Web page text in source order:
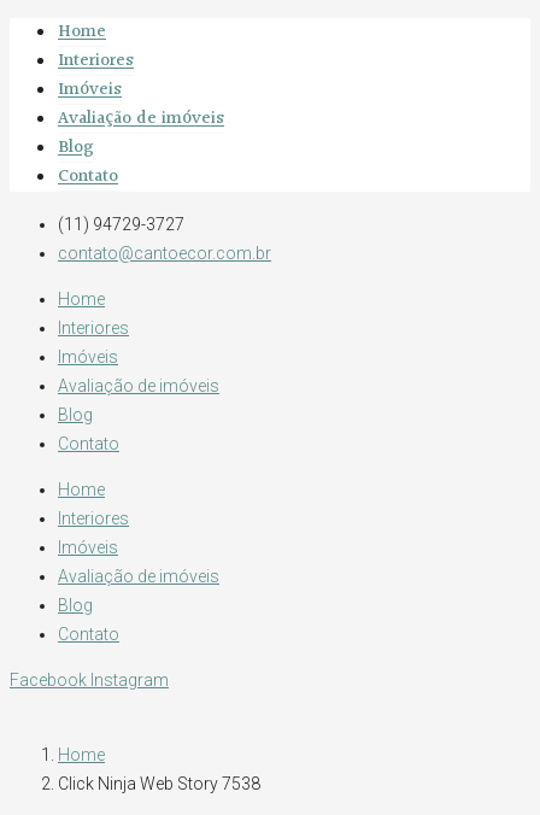
Home
Interiores
Imóveis
Avaliação de imóveis
Blog
Contato
(11) 94729-3727
contato@cantoecor.com.br
Home
Interiores
Imóveis
Avaliação de imóveis
Blog
Contato
Home
Interiores
Imóveis
Avaliação de imóveis
Blog
Contato
Facebook Instagram
Home
Click Ninja Web Story 7538